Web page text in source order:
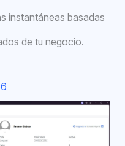
instantáneas basadas
de tu negocio.